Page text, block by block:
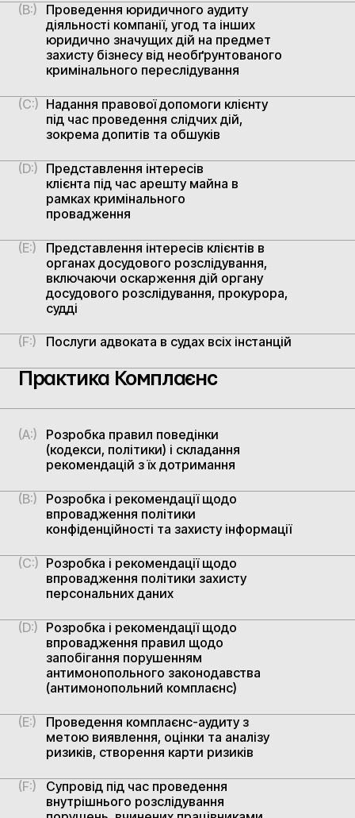
(B:)
Проведення юридичного аудиту
діяльності компанії, угод та інших
юридично значущих дій на предмет
захисту бізнесу від необґрунтованого
кримінального переслідування
(C:) Надання правової допомоги клієнту
під час проведення слідчих дій,
зокрема допитів та обшуків
(D:) Представлення інтересів
клієнта під час арешту майна в
рамках кримінального
провадження
(E:)
Представлення інтересів клієнтів в
органах досудового розслідування,
включаючи оскарження дій органу
досудового розслідування, прокурора,
судді
(F:) Послуги адвоката в судах всіх інстанцій
Практика Комплаєнс
(A:)
Розробка правил поведінки
(кодекси, політики) і складання
рекомендацій з їх дотримання
(B:)
Розробка і рекомендації щодо
впровадження політики
конфіденційності та захисту інформації
(C:) Розробка і рекомендації щодо
впровадження політики захисту
персональних даних
(D:) Розробка і рекомендації щодо
впровадження правил щодо
запобігання порушенням
антимонопольного законодавства
(антимонопольний комплаєнс)
(E:)
Проведення комплаєнс-аудиту з
метою виявлення, оцінки та аналізу
ризиків, створення карти ризиків
(F:)
Супровід під час проведення
внутрішнього розслідування